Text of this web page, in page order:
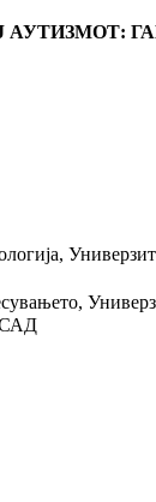
АУТИЗМОТ:
САД